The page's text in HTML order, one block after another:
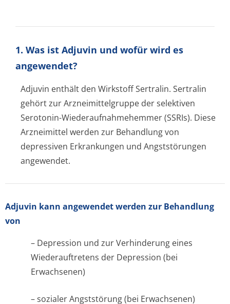
1. Was ist Adjuvin und wofür wird es
angewendet?
Adjuvin enthält den Wirkstoff Sertralin. Sertralin
gehört zur Arzneimittelgruppe der selektiven
Serotonin-Wiederaufnahme­hemmer (SSRIs). Diese
Arzneimittel werden zur Behandlung von
depressiven Erkrankungen und Angststörungen
angewendet.
Adjuvin kann angewendet werden zur Behandlung
von
– Depression und zur Verhinderung eines
Wiederauftretens der Depression (bei
Erwachsenen)
– sozialer Angststörung (bei Erwachsenen)